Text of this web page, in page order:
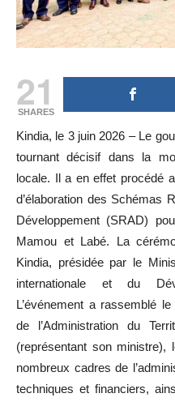
21
SHARES
Kindia, le 3 juin 2026 – Le
tournant décisif dans la
locale. Il a en effet procédé
d’élaboration des Schémas
Développement (SRAD)
Mamou et Labé. La
Kindia, présidée par le
internationale et du
L’événement a rassemblé
de l’Administration du
(représentant son
nombreux cadres de
techniques et financiers,